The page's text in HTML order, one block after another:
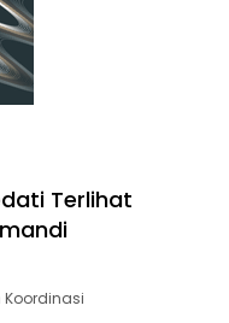
Terlihat
Koordinasi